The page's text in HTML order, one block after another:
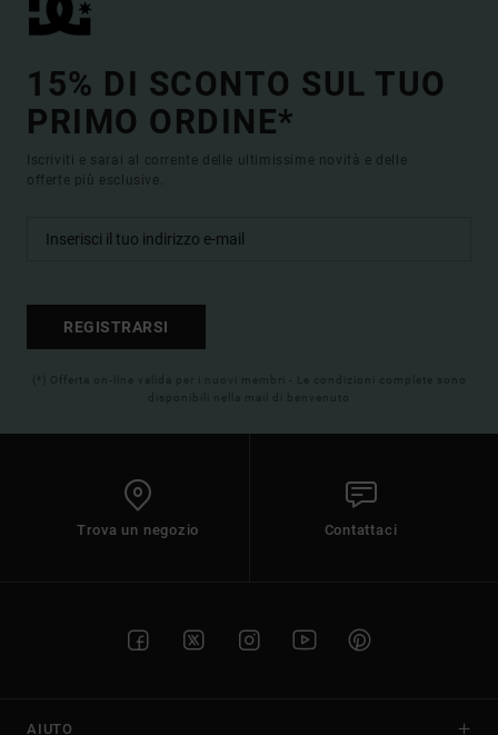
15% DI SCONTO SUL TUO
PRIMO ORDINE*
Iscriviti e sarai al corrente delle ultimissime novità e delle
offerte più esclusive.
REGISTRARSI
(*) Offerta on-line valida per i nuovi membri - Le condizioni complete sono
disponibili nella mail di benvenuto
Trova un negozio Contattaci
AIUTO